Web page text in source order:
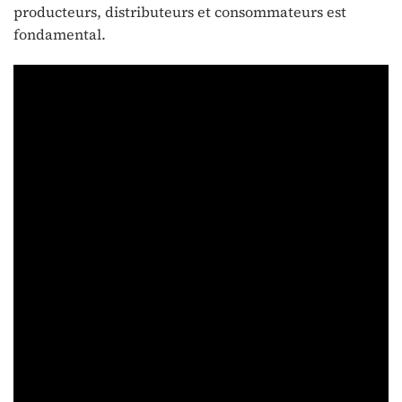
producteurs, distributeurs et consommateurs est
fondamental.